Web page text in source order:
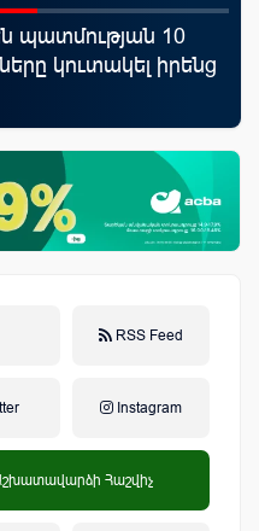
պատմության 10
կուտակել իրենց
RSS Feed
Instagram
Հաշվիչ